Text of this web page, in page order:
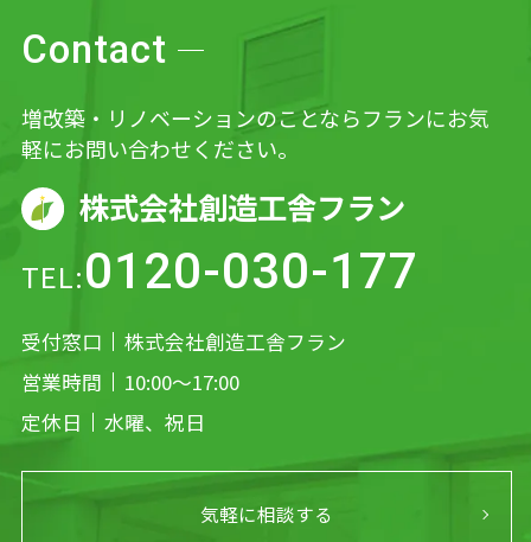
Contact
増改築・リノベーションのことならフランにお気
軽にお問い合わせください。
株式会社創造工舎フラン
TEL:0120-030-177
受付窓口
株式会社創造工舎フラン
営業時間
10:00～17:00
定休日
水曜、祝日
気軽に相談する